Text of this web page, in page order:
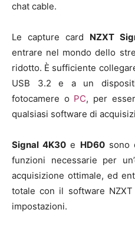
chat cable.
Le capture card NZXT
entrare nel mondo dello
ridotto. È sufficiente
USB 3.2 e a un
fotocamere o PC, per
qualsiasi software di
Signal 4K30 e HD60sono
funzioni necessarie per
acquisizione ottimale, ed
totale con il software
impostazioni.